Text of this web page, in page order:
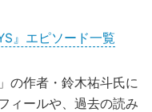
』エピソード一覧
の作者・鈴木祐斗氏に
ィールや、過去の読み